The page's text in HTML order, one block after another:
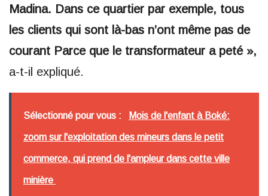
Madina. Dans ce quartier par exemple, tous
les clients qui sont là-bas n’ont même pas de
courant Parce que le transformateur a peté »,
a-t-il expliqué.
Sélectionné pour vous : Mois de l'enfant à Boké:
zoom sur l'exploitation des mineurs dans le petit
commerce, qui prend de l'ampleur dans cette ville
minière